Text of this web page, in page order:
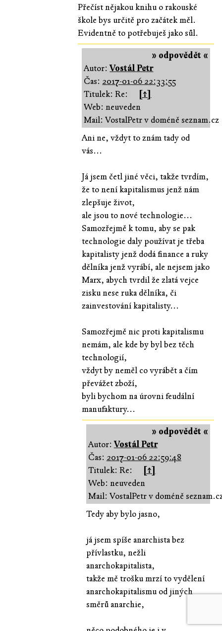
Přečíst nějakou knihu o rakouské
škole bys určitě pro začátek měl.
Evidentně to potřebuješ jako sůl.
» odpovědět «
Autor:Vostál Petr
Čas: 2017-01-06 22:33:55
Titulek: Re:
[↑]
Web: neuveden
Mail: VostalPetr v doméně seznam.cz
Ani ne, vždyt to znám tady od
vás...
Já jsem četl jiné věci, takže tvrdím,
že to není kapitalismus jenž nám
zlepšuje život,
ale jsou to nové technologie...
Samozřejmě k tomu, aby se pak
technologie daly používat je třeba
kapitalisty jenž dodá finance a ruky
dělníka jenž vyrábí, ale nejsem jako
Marx, abych tvrdil že zlatá vejce
zisku nese ruka dělníka, či
zainvestování kapitalisty...
Samozřejmě nic proti kapitalismu
nemám, ale kde by byl bez těch
technologií,
vždyt by neměl co vyrábět a čím
převážet zboží,
byli bychom na úrovni feudální
manufaktury...
» odpovědět «
Autor:Vostál Petr
Čas: 2017-01-06 22:59:48
Titulek: Re:
[↑]
Web: neuveden
Mail: VostalPetr v doméně
Tedy aby bylo jasno,
já jsem spíše anarchista bez
přívlastku, nežli
anarchokapitalista,
takže mě trošku mrzí to vydělení
anarchokapitalismu od jiných
směrů anarchie,